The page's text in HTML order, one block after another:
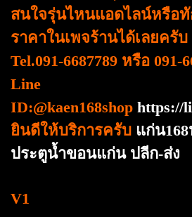
สนใจรุ่นไหนแอดไลน์หรือทั
ราคาในเพจร้านได้เลยครับ
Tel.091-6687789 หรือ 091-
Line
ID:@kaen168shop https://
ยินดีให้บริการครับ แก่น
ประตูน้ำขอนแก่น ปลีก-ส่ง
V1